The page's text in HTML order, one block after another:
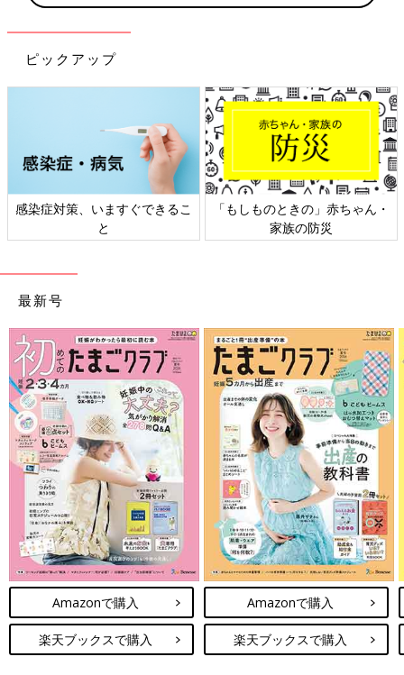
ので、その可能性をひきだせれば、スポーツ自体を楽しむことが
できるようになります。また、DCDの子どもの特性に合った形
で専門家による指導を受けていくと個人差はありますが症状は改
善しますし、学年が低いほど改善しやすいということも指摘され
ています。
――DCDのある子は、運動が苦手であるために、自己肯定感が
低下する、取り組みに消極的になるなどの二次障害が起こってし
まうこともあるそうです。そういったことを防ぐためにできるこ
澤江 苦手な運動に目が行きがちですが、ほかの得意な運動を認
い」と言うようになることもあります。シンプルだけど、それは
非常に大きな変化です。
自分の得意なことがわかると、子どもは自分で運動をし始めま
す。大事なのは、子どもが運動やスポーツを身近に感じて、「楽
しい」「やりたい」と思えること。親にできることは、その環境
をいかに作ってあげられるかだと思います。
取材・文／早川奈緒子、ひよこクラブ編集部
お話・監修／澤江幸則（さわえゆきのり）先生
【医師監修】赤ちゃん・子どもの発達性
協調運動障害（DCD）とは？極端な不器
用さ・運動音痴がサインの場合も【チェ
ックリストつき】
ボールを投げる・蹴（け）る、字を書く、縄跳
びなどが非常に苦手、はさみでまっすぐ切れな
いなど、「極端に不器用な子」ととらえられて
しまう赤ちゃん・子どもは、発達性協調運動障
害（DCD）かもしれません。子どもの５～６％
健康のためにも子どもにはできれば運動やスポーツを楽しめるよ
ピックアップ
感染症対策、いますぐできるこ
と
「もしものときの」赤ちゃん・
家族の防災
最新号
Amazonで購入
楽天ブックスで購入
Amazonで購入
楽天ブックスで購入